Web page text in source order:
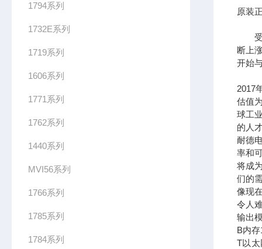
1794系列
1732E系列
1719系列
1606系列
1771系列
1762系列
1440系列
MVI56系列
1766系列
1785系列
1784系列
原装
受到
断上
开始
2017
估值
球工
的人
耐德
率和
将成
们的
像现
令人
输出
B内
T以太